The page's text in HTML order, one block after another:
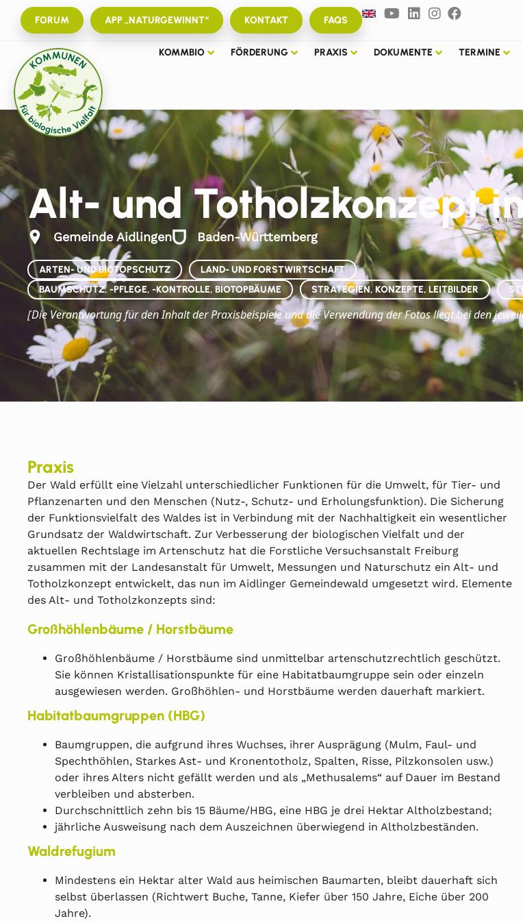
FORUM APP „NATURGEWINNT“ KONTAKT FAQS
KOMMBIO FÖRDERUNG PRAXIS DOKUMENTE TERMINE
Alt- und Totholzkonzept
Gemeinde Aidlingen Baden-Württemberg
ARTEN- UND BIOTOPSCHUTZ
LAND- UND FORSTWIRTSCHAFT
BAUMSCHUTZ, -PFLEGE, -KONTROLLE, BIOTOPBÄUME
STRATEGIEN, KONZEPTE, LEITBILDER
[Die Verantwortung für den Inhalt der Praxisbeispiele und die Verwendung der Fotos liegt bei den
Praxis
Der Wald erfüllt eine Vielzahl unterschiedlicher Funktionen für die Umwelt, für Tier- und
Pflanzenarten und den Menschen (Nutz-, Schutz- und Erholungsfunktion). Die Sicherung
der Funktionsvielfalt des Waldes ist in Verbindung mit der Nachhaltigkeit ein wesentlicher
Grundsatz der Waldwirtschaft. Zur Verbesserung der biologischen Vielfalt und der
aktuellen Rechtslage im Artenschutz hat die Forstliche Versuchsanstalt Freiburg
zusammen mit der Landesanstalt für Umwelt, Messungen und Naturschutz ein Alt- und
Totholzkonzept entwickelt, das nun im Aidlinger Gemeindewald umgesetzt wird. Elemente
des Alt- und Totholzkonzepts sind:
Großhöhlenbäume / Horstbäume
Großhöhlenbäume / Horstbäume sind unmittelbar artenschutzrechtlich geschützt.
Sie können Kristallisationspunkte für eine Habitatbaumgruppe sein oder einzeln
ausgewiesen werden. Großhöhlen- und Horstbäume werden dauerhaft markiert.
Habitatbaumgruppen (HBG)
Baumgruppen, die aufgrund ihres Wuchses, ihrer Ausprägung (Mulm, Faul- und
Spechthöhlen, Starkes Ast- und Kronentotholz, Spalten, Risse, Pilzkonsolen usw.)
oder ihres Alters nicht gefällt werden und als „Methusalems“ auf Dauer im Bestand
verbleiben und absterben.
Durchschnittlich zehn bis 15 Bäume/HBG, eine HBG je drei Hektar Altholzbestand;
jährliche Ausweisung nach dem Auszeichnen überwiegend in Altholzbeständen.
Waldrefugium
Mindestens ein Hektar alter Wald aus heimischen Baumarten, bleibt dauerhaft sich
selbst überlassen (Richtwert Buche, Tanne, Kiefer über 150 Jahre, Eiche über 200
Jahre).